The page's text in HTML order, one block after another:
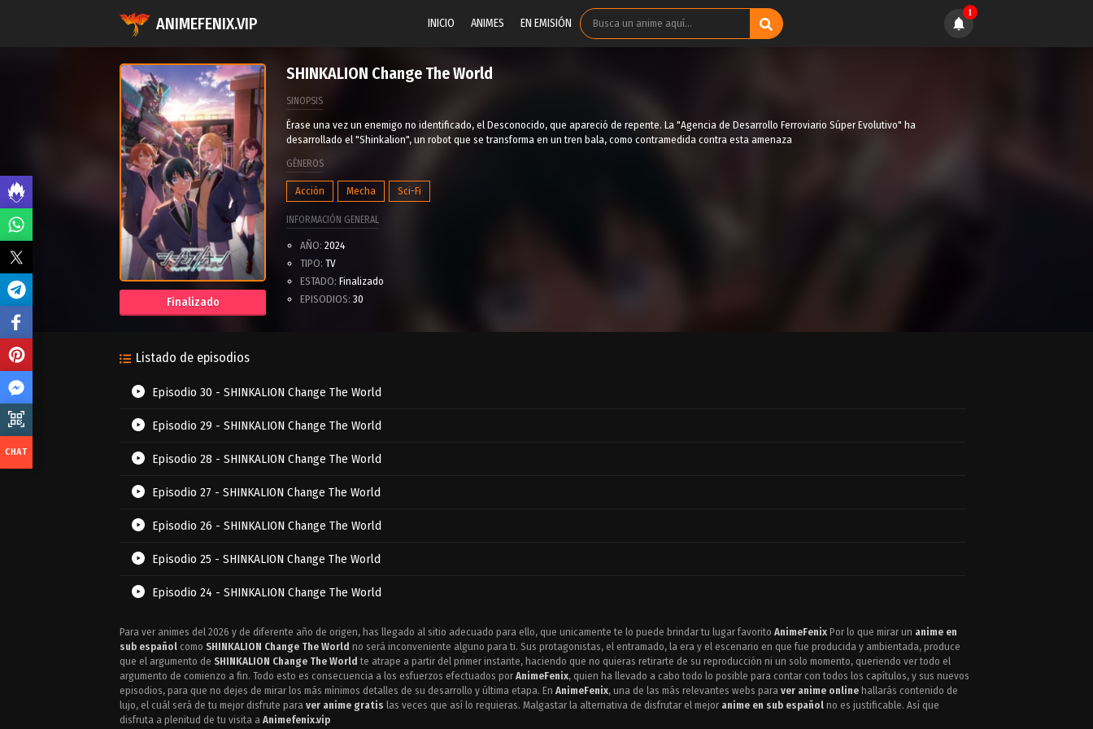
ANIMEFENIX.VIP INICIO ANIMES EN EMISIÓN
1
Finalizado
SHINKALION Change The World
SINOPSIS
Érase una vez un enemigo no identificado, el Desconocido, que apareció de repente. La "Agencia de Desarrollo Ferroviario Súper Evolutivo" ha
desarrollado el "Shinkalion", un robot que se transforma en un tren bala, como contramedida contra esta amenaza
GÉNEROS
Acción Mecha Sci-Fi
INFORMACIÓN GENERAL
AÑO: 2024
TIPO: TV
ESTADO: Finalizado
EPISODIOS: 30
Listado de episodios
Episodio 30 - SHINKALION Change The World
Episodio 29 - SHINKALION Change The World
Episodio 28 - SHINKALION Change The World
Episodio 27 - SHINKALION Change The World
Episodio 26 - SHINKALION Change The World
Episodio 25 - SHINKALION Change The World
Episodio 24 - SHINKALION Change The World
Episodio 23 - SHINKALION Change The World
Episodio 22 - SHINKALION Change The World
Episodio 21 - SHINKALION Change The World
Episodio 20 - SHINKALION Change The World
Para ver animes del 2026 y de diferente año de origen, has llegado al sitio adecuado para ello, que unicamente te lo puede brindar tu lugar favorito AnimeFenix Por lo que mirar un anime en
sub español como SHINKALION Change The World no será inconveniente alguno para ti. Sus protagonistas, el entramado, la era y el escenario en que fue producida y ambientada, produce
que el argumento de SHINKALION Change The World te atrape a partir del primer instante, haciendo que no quieras retirarte de su reproducción ni un solo momento, queriendo ver todo el
argumento de comienzo a fin. Todo esto es consecuencia a los esfuerzos efectuados por AnimeFenix, quien ha llevado a cabo todo lo posible para contar con todos los capítulos, y sus nuevos
episodios, para que no dejes de mirar los más mínimos detalles de su desarrollo y última etapa. En AnimeFenix, una de las más relevantes webs para ver anime online hallarás contenido de
lujo, el cuál será de tu mejor disfrute para ver anime gratis las veces que así lo requieras. Malgastar la alternativa de disfrutar el mejor anime en sub español no es justificable. Así que
disfruta a plenitud de tu visita a Animefenix.vip